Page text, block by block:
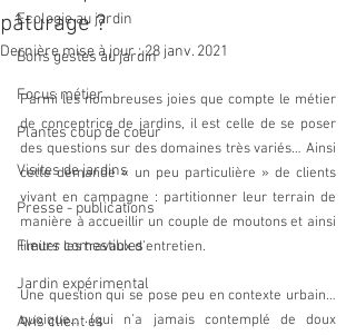
Ecologie au jardin
Bons gestes au jardin
Focus métier
Plantes coup de coeur
Visites de jardins
Presse - publications
Fleurs comestibles
Jardin expérimental
Avis client·es
pâturage ?
Dernière mise à jour :28 janv. 2021
Parmi les nombreuses joies que compte le métier
de conceptrice de jardins, il est celle de se poser
des questions sur des domaines très variés… Ainsi
cette demande « un peu particulière » de clients
vivant en campagne : partitionner leur terrain de
manière à accueillir un couple de moutons et ainsi
limiter les travaux d’entretien.
Une question qui se pose peu en contexte urbain…
quoique… (qui n’a jamais contemplé de doux